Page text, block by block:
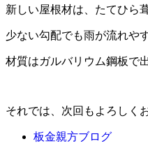
新しい屋根材は、たてひら
少ない勾配でも雨が流れや
材質はガルバリウム鋼板で
それでは、次回もよろしく
板金親方ブログ